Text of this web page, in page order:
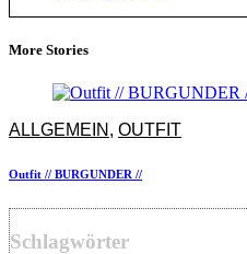
More Stories
ALLGEMEIN , OUTFIT
Outfit // BURGUNDER //
Schlagwörter